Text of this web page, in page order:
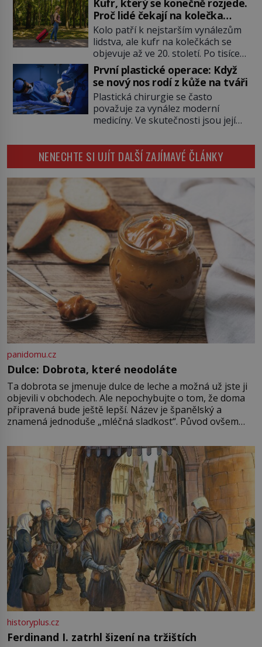
skvělý, ale už to nebude
Manhattan ale […]
žitné slámy. Fungují sice dobře,
mají ale jednu nepříjemnou
vlastnost po chvíli se rozmáčejí a
nápoji dodávají travnatou příchuť.
Právě tahle drobná nepříjemnost
přivede amerického výrobce
cigaretových náustků k nápadu,
který změní způsob pití po celém
[…]
Kufr, který se konečně rozjede.
Proč lidé čekají na kolečka
téměř pět tisíc let?
Kolo patří k nejstarším vynálezům
lidstva, ale kufr na kolečkách se
objevuje až ve 20. století. Po tisíce
let lidé vláčejí těžká zavazadla v
rukou, na zádech nebo je nakládají
na povozy. Stačí přitom jediný
nápad, připevnit ke kufru kolečka.
Jenže právě ten nikdo dlouho
nedostane. Až jednou se na letišti
První plastické operace: Když
se nový nos rodí z kůže na tváři
Plastická chirurgie se často
považuje za vynález moderní
medicíny. Ve skutečnosti jsou její
tisíce let. V dobách, kdy ještě
neexistují antibiotika ani anestezie,
se odvážní lékaři pokoušejí vracet
lidem tváře znetvořené válkou,
tresty nebo nehodami. Jejich
metody jsou překvapivě
promyšlené a některé principy
používají chirurgové dodnes. Úplně
první […]
NENECHTE SI UJÍT DALŠÍ ZAJÍMAVÉ ČLÁNKY
panidomu.cz
Dulce: Dobrota, které neodoláte
Ta dobrota se jmenuje dulce de leche a možná už jste ji
objevili v obchodech. Ale nepochybujte o tom, že doma
připravená bude ještě lepší. Název je španělský a
znamená jednoduše „mléčná sladkost“. Původ ovšem
pře hned několik latinskoamerických zemí a k tomu
Francie, kde se traduje,
historyplus.cz
Ferdinand I. zatrhl šizení na tržištích